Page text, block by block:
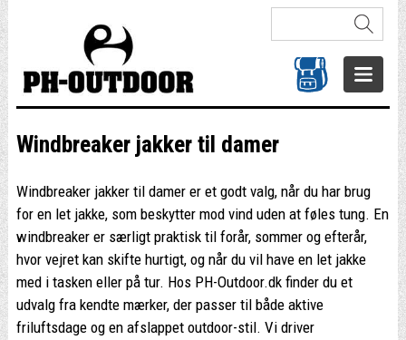
Windbreaker jakker til damer
Windbreaker jakker til damer er et godt valg, når du har brug
for en let jakke, som beskytter mod vind uden at føles tung. En
windbreaker er særligt praktisk til forår, sommer og efterår,
hvor vejret kan skifte hurtigt, og når du vil have en let jakke
med i tasken eller på tur. Hos PH-Outdoor.dk finder du et
udvalg fra kendte mærker, der passer til både aktive
friluftsdage og en afslappet outdoor-stil. Vi driver